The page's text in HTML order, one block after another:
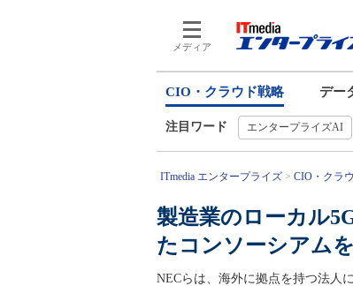
メディア
CIO・クラウド戦略 デー
注目ワード エンタープライズAI
ITmedia エンタープライズ CIO・クラ
製造業のローカル
たコンソーシアム
NECらは、海外に拠点を持つ法人